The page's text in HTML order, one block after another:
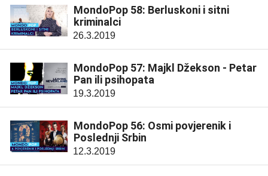
MondoPop 58: Berluskoni i sitni
kriminalci
26.3.2019
MondoPop 57: Majkl Džekson - Petar
Pan ili psihopata
19.3.2019
MondoPop 56: Osmi povjerenik i
Poslednji Srbin
12.3.2019